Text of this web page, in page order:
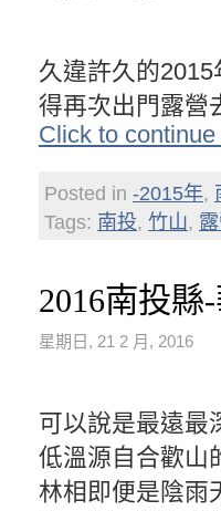
久違許久的
得再次出門露營
Click to continue
Posted in -2015年,
Tags: 南投, 竹山,
2016南投縣
星期日, 21 2 月, 2016
可以說是最遠最
低溫源自合歡山
林相即便是陰雨